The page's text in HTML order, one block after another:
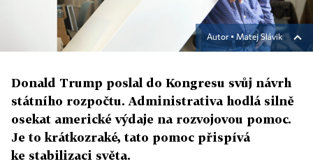
Autor ▪Matej Slávik
Donald Trump poslal do Kongresu svůj návrh
státního rozpočtu. Administrativa hodlá silně
osekat americké výdaje na rozvojovou pomoc.
Je to krátkozraké, tato pomoc přispívá
ke stabilizaci světa.